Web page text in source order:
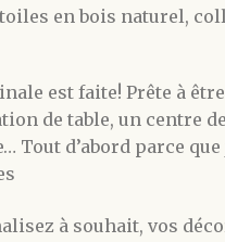
en bois naturel,
est faite! Prête à
de table, un centre
Tout d’abord parce
à souhait, vos